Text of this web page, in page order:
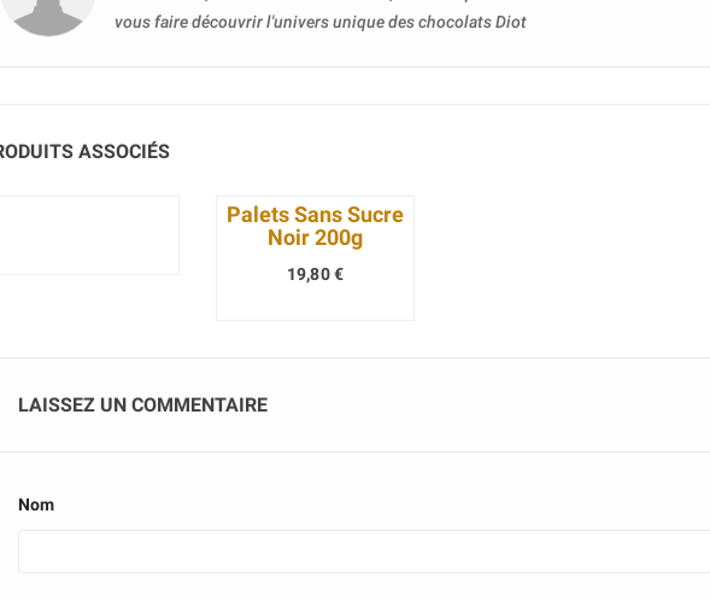
vous faire découvrir l'univers unique des chocolats Diot
ASSOCIÉS
Palets Sans Sucre
Noir 200g
19,80 €
LAISSEZ UN COMMENTAIRE
Nom